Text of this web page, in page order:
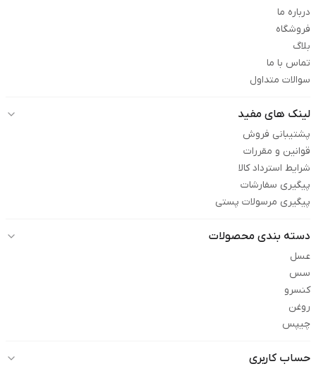
درباره ما
فروشگاه
بلاگ
تماس با ما
سوالات متداول
لینک های مفید
پشتیبانی فروش
قوانین و مقررات
شرایط استرداد کالا
پیگیری سفارشات
پیگیری مرسولات پستی
دسته بندی محصولات
عسل
سس
کنسرو
روغن
چیپس
حساب کاربری